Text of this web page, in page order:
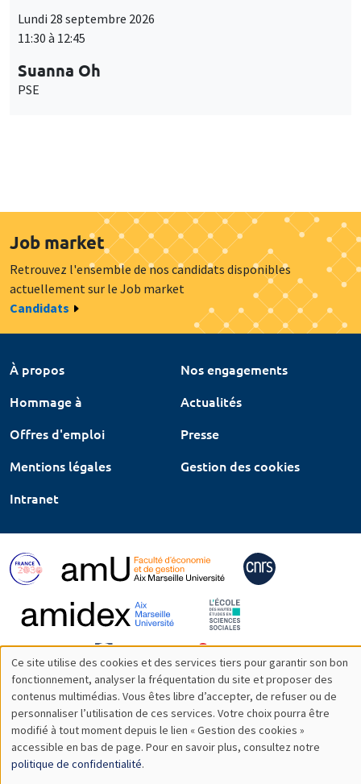
Lundi 28 septembre 2026
11:30 à 12:45
Suanna Oh
PSE
Job market
Retrouvez l'ensemble de nos candidats disponibles
actuellement sur le Job market
Candidats
À propos
Nos engagements
Hommage à
Actualités
Offres d'emploi
Presse
Mentions légales
Gestion des cookies
Intranet
Utilisation
des
données
personnelles
Ce site utilise des cookies et des services tiers pour garantir son bon
fonctionnement, analyser la fréquentation du site et proposer des
contenus multimédias. Vous êtes libre d’accepter, de refuser ou de
personnaliser l’utilisation de ces services. Votre choix pourra être
modifié à tout moment depuis le lien « Gestion des cookies »
accessible en bas de page. Pour en savoir plus, consultez notre
politique de confidentialité.